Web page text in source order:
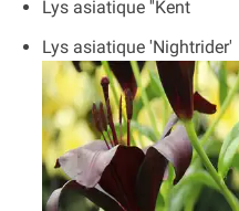
Lys asiatique ''Kent
Lys asiatique 'Nightrider'